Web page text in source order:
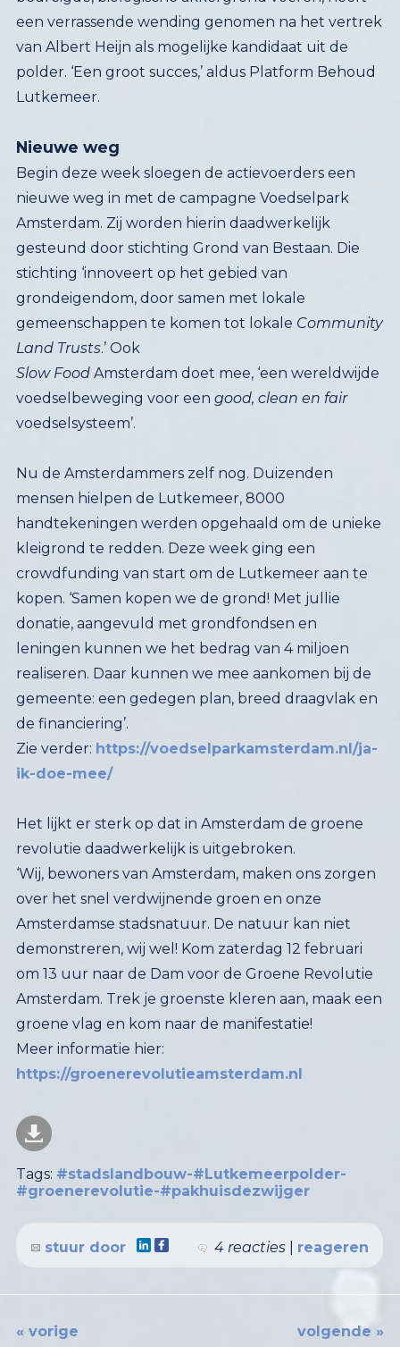
Lutkemeer.
Nieuwe weg
Begin deze week sloegen de actievoerders een
nieuwe weg in met de campagne Voedselpark
Amsterdam. Zij worden hierin daadwerkelijk
gesteund door stichting Grond van Bestaan. Die
stichting ‘innoveert op het gebied van
grondeigendom, door samen met lokale
gemeenschappen te komen tot lokale Community
Land Trusts.’ Ook
Slow FoodAmsterdam doet mee, ‘een wereldwijde
voedselbeweging voor een good, clean en fair
voedselsysteem’.
Nu de Amsterdammers zelf nog. Duizenden
mensen hielpen de Lutkemeer, 8000
handtekeningen werden opgehaald om de unieke
kleigrond te redden. Deze week ging een
crowdfunding van start om de Lutkemeer aan te
kopen. ‘Samen kopen we de grond! Met jullie
donatie, aangevuld met grondfondsen en
leningen kunnen we het bedrag van 4 miljoen
realiseren. Daar kunnen we mee aankomen bij de
gemeente: een gedegen plan, breed draagvlak en
de financiering’.
Zie verder: https://voedselparkamsterdam.nl/ja-
ik-doe-mee/
Het lijkt er sterk op dat in Amsterdam de groene
revolutie daadwerkelijk is uitgebroken.
‘Wij, bewoners van Amsterdam, maken ons zorgen
over het snel verdwijnende groen en onze
Amsterdamse stadsnatuur. De natuur kan niet
demonstreren, wij wel! Kom zaterdag 12 februari
om 13 uur naar de Dam voor de Groene Revolutie
Amsterdam. Trek je groenste kleren aan, maak een
groene vlag en kom naar de manifestatie!
Meer informatie hier:
https://groenerevolutieamsterdam.nl
Tags: #stadslandbouw-#Lutkemeerpolder-
#groenerevolutie-#pakhuisdezwijger
4 reacties reageren
stuur door
« vorige volgende »